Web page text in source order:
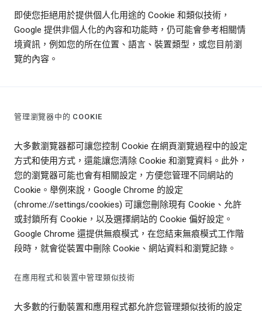
即使您拒絕用於提供個人化用途的 Cookie 和類似技術，
Google 提供非個人化的內容和功能時，仍可能會參考相關情
境資訊，例如您的所在位置、語言、裝置類型，或您目前瀏
覽的內容。
管理瀏覽器中的 COOKIE
大多數瀏覽器都可讓您控制 Cookie 在網頁瀏覽過程中的設定
方式和使用方式，還能讓您清除 Cookie 和瀏覽資料。此外，
您的瀏覽器可能也會有相關設定，方便您管理不同網站的
Cookie。舉例來說，Google Chrome 的設定
(chrome://settings/cookies) 可讓您刪除現有 Cookie、允許
或封鎖所有 Cookie，以及選擇網站的 Cookie 偏好設定。
Google Chrome 還提供無痕模式，在您結束無痕模式工作階
段時，就會從裝置中刪除 Cookie、網站資料和瀏覽記錄。
在應用程式和裝置中管理類似技術
大多數的行動裝置和應用程式都允許您管理類似技術的設定